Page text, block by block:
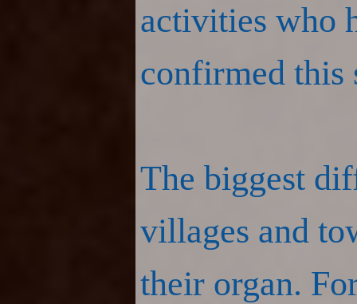
activities who
confirmed this
The biggest
villages and
their organ.